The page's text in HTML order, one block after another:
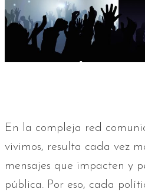
En la compleja red
vivimos, resulta cada vez
mensajes que impacten y
pública. Por eso, cada